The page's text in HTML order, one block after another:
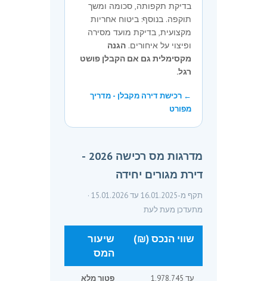
בדיקת תקפותה, סכומה ומשך
תוקפה. בנוסף: ביטוח אחריות
מקצועית, בדיקת מועד מסירה
ופיצוי על איחורים. הגנה
מקסימלית גם אם הקבלן פושט
רגל.
← רכישת דירה מקבלן - מדריך
מפורט
מדרגות מס רכישה 2026 -
דירת מגורים יחידה
תקף מ-16.01.2025 עד 15.01.2026 ·
מתעדכן מעת לעת
שווי הנכס (₪)
שיעור
המס
עד 1,978,745 פטור מלא